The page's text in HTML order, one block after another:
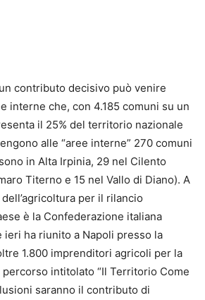
contributo decisivo può venire
interne che, con 4.185 comuni su un
il 25% del territorio nazionale
alle “aree interne” 270 comuni
in Alta Irpinia, 29 nel Cilento
Titerno e 15 nel Vallo di Diano). A
per il rilancio
è la Confederazione italiana
ieri ha riunito a Napoli presso la
1.800 imprenditori agricoli per la
percorso intitolato “Il Territorio Come
saranno il contributo di